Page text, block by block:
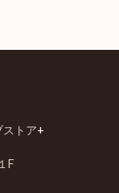
ストア+
F